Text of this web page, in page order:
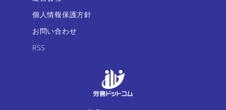
個人情報保護方針
お問い合わせ
RSS